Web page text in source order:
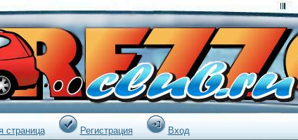
страница Регистрация
Вход